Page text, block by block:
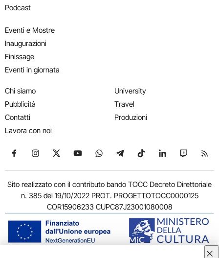
Podcast
Eventi e Mostre
Inaugurazioni
Finissage
Eventi in giornata
Chi siamo
Pubblicità
Contatti
Lavora con noi
University
Travel
Produzioni
Seguici su Facebook
Seguici su Instagram
Seguici su X
Seguici su YouTube
Seguici su WhatsApp
Seguici su Telegram
Seguici su TikTok
Seguici su
Seguici
Sito realizzato con il contributo bando TOCC Decreto Direttoriale
n. 385 del 19/10/2022 PROT. PROGETTOTOCC0000125
COR15906233 CUPC87J23001080008